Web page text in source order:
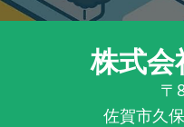
株式会
〒
佐賀市久